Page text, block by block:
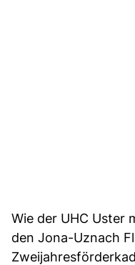
Wie der UHC Uster
den Jona-Uznach